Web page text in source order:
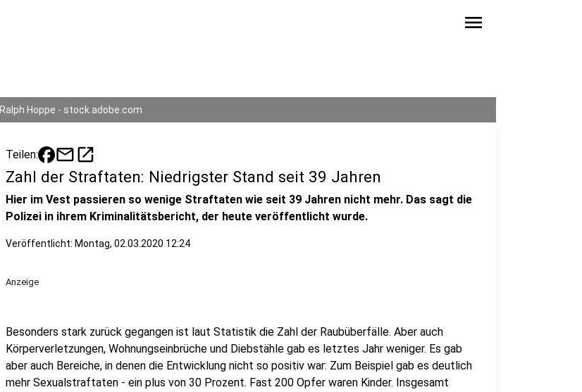
menu
Ralph Hoppe - stock.adobe.com
Teilen: mailopen_in_new
Zahl der Straftaten: Niedrigster Stand seit 39 Jahren
Hier im Vest passieren so wenige Straftaten wie seit 39 Jahren nicht mehr. Das sagt die
Polizei in ihrem Kriminalitätsbericht, der heute veröffentlicht wurde.
Veröffentlicht: Montag, 02.03.2020 12:24
Anzeige
Besonders stark zurück gegangen ist laut Statistik die Zahl der Raubüberfälle. Aber auch
Körperverletzungen, Wohnungseinbrüche und Diebstähle gab es letztes Jahr weniger. Es gab
aber auch Bereiche, in denen die Entwicklung nicht so positiv war: Zum Beispiel gab es deutlich
mehr Sexualstraftaten - ein plus von 30 Prozent. Fast 200 Opfer waren Kinder. Insgesamt